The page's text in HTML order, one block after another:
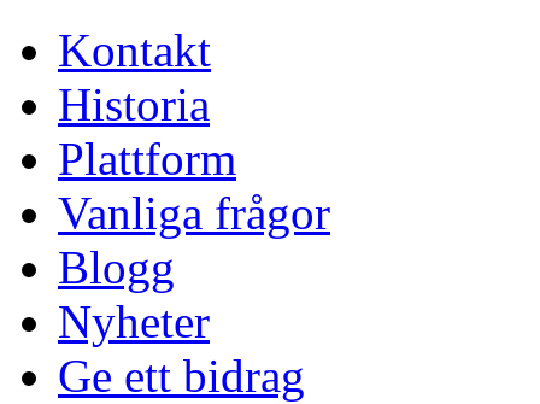
Kontakt
Historia
Plattform
Vanliga frågor
Blogg
Nyheter
Ge ett bidrag